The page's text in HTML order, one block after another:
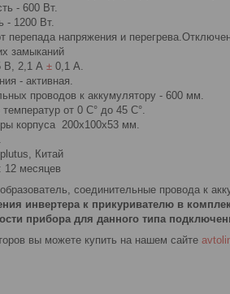
- 600 Вт.
- 1200 Вт.
перепада напряжения и
замыканий
В, 2,1 А ± 0,1 А.
- активная.
проводов к аккумулятору - 600 мм.
от 0 С° до 45 С°.
корпуса 200х100x53 мм.
Китай
12 месяцев
соединительные провода к
инвертера к прикуривателю в
прибора для данного типа
вы можете купить на нашем сайте